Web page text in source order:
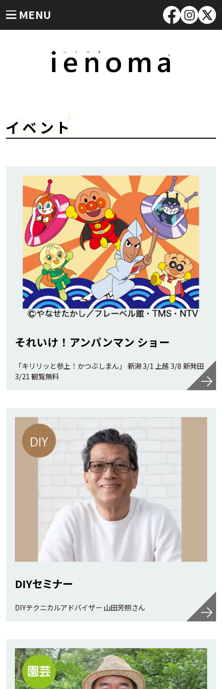
MENU
イベント
Event
それいけ！アンパンマン ショー
「キリリッと参上！かつぶしまん」 新潟 3/1 上越 3/8 新発田
3/21 観覧無料
DIYセミナー
DIYテクニカルアドバイザー 山田芳照さん